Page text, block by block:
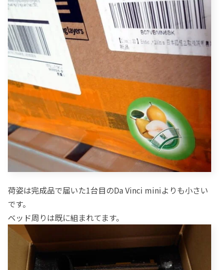
荷姿は完成品で届いた1台目のDa Vinci miniよりも小さい
です。
ベッド周りは既に組まれてます。